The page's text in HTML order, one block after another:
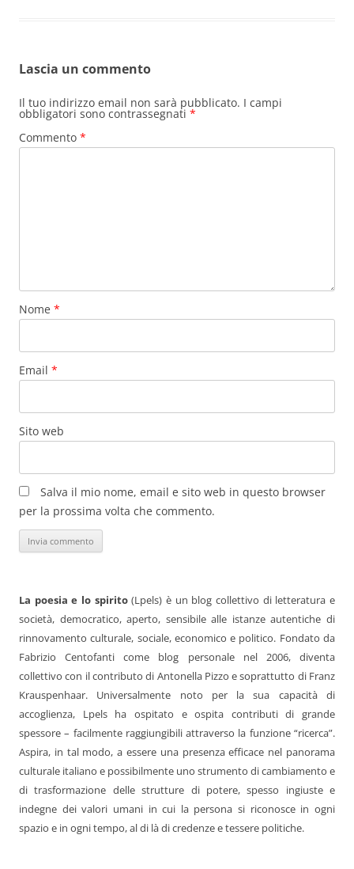
Lascia un commento
Il tuo indirizzo email non sarà pubblicato. I campi
obbligatori sono contrassegnati *
Commento *
Nome *
Email *
Sito web
Salva il mio nome, email e sito web in questo browser
per la prossima volta che commento.
La poesia e lo spirito(Lpels) è un blog collettivo di letteratura e
società, democratico, aperto, sensibile alle istanze autentiche di
rinnovamento culturale, sociale, economico e politico. Fondato da
Fabrizio Centofanti come blog personale nel 2006, diventa
collettivo con il contributo di Antonella Pizzo e soprattutto di Franz
Krauspenhaar. Universalmente noto per la sua capacità di
accoglienza, Lpels ha ospitato e ospita contributi di grande
spessore – facilmente raggiungibili attraverso la funzione “ricerca”.
Aspira, in tal modo, a essere una presenza efficace nel panorama
culturale italiano e possibilmente uno strumento di cambiamento e
di trasformazione delle strutture di potere, spesso ingiuste e
indegne dei valori umani in cui la persona si riconosce in ogni
spazio e in ogni tempo, al di là di credenze e tessere politiche.